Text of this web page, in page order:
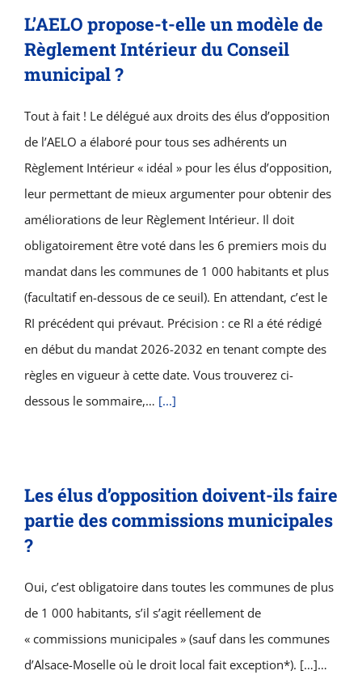
L’AELO propose-t-elle un modèle de
Règlement Intérieur du Conseil
municipal ?
Tout à fait ! Le délégué aux droits des élus d’opposition
de l’AELO a élaboré pour tous ses adhérents un
Règlement Intérieur « idéal » pour les élus d’opposition,
leur permettant de mieux argumenter pour obtenir des
améliorations de leur Règlement Intérieur. Il doit
obligatoirement être voté dans les 6 premiers mois du
mandat dans les communes de 1 000 habitants et plus
(facultatif en-dessous de ce seuil). En attendant, c’est le
RI précédent qui prévaut. Précision : ce RI a été rédigé
en début du mandat 2026-2032 en tenant compte des
règles en vigueur à cette date. Vous trouverez ci-
dessous le sommaire,… [...]
Les élus d’opposition doivent-ils faire
partie des commissions municipales
?
Oui, c’est obligatoire dans toutes les communes de plus
de 1 000 habitants, s’il s’agit réellement de
« commissions municipales » (sauf dans les communes
d’Alsace-Moselle où le droit local fait exception*). […]…